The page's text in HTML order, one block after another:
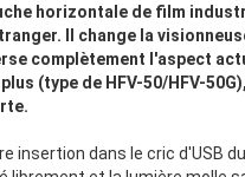
horizontale de film
Il change la
complètement l'aspect
(type de HFV-50/HFV-
insertion dans le cric d'USB